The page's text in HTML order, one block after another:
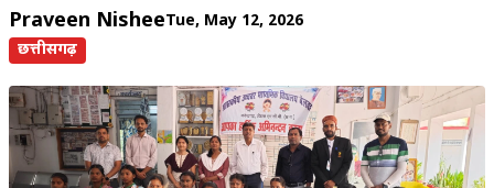
Praveen NisheeTue, May 12, 2026
छत्तीसगढ़